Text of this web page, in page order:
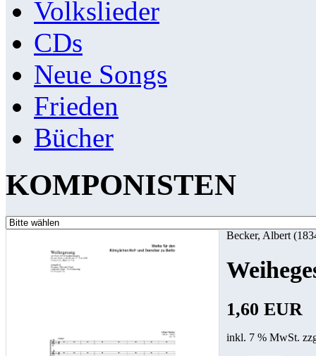
Volkslieder
CDs
Neue Songs
Frieden
Bücher
KOMPONISTEN
Becker, Albert
1,60 EUR
inkl. 7 % MwSt.